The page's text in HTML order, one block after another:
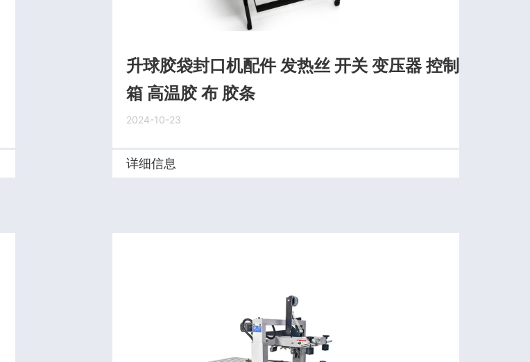
升球胶袋封口机配件 发热丝 开关 变压器 控制
箱 高温胶 布 胶条
2024-10-23
详细信息